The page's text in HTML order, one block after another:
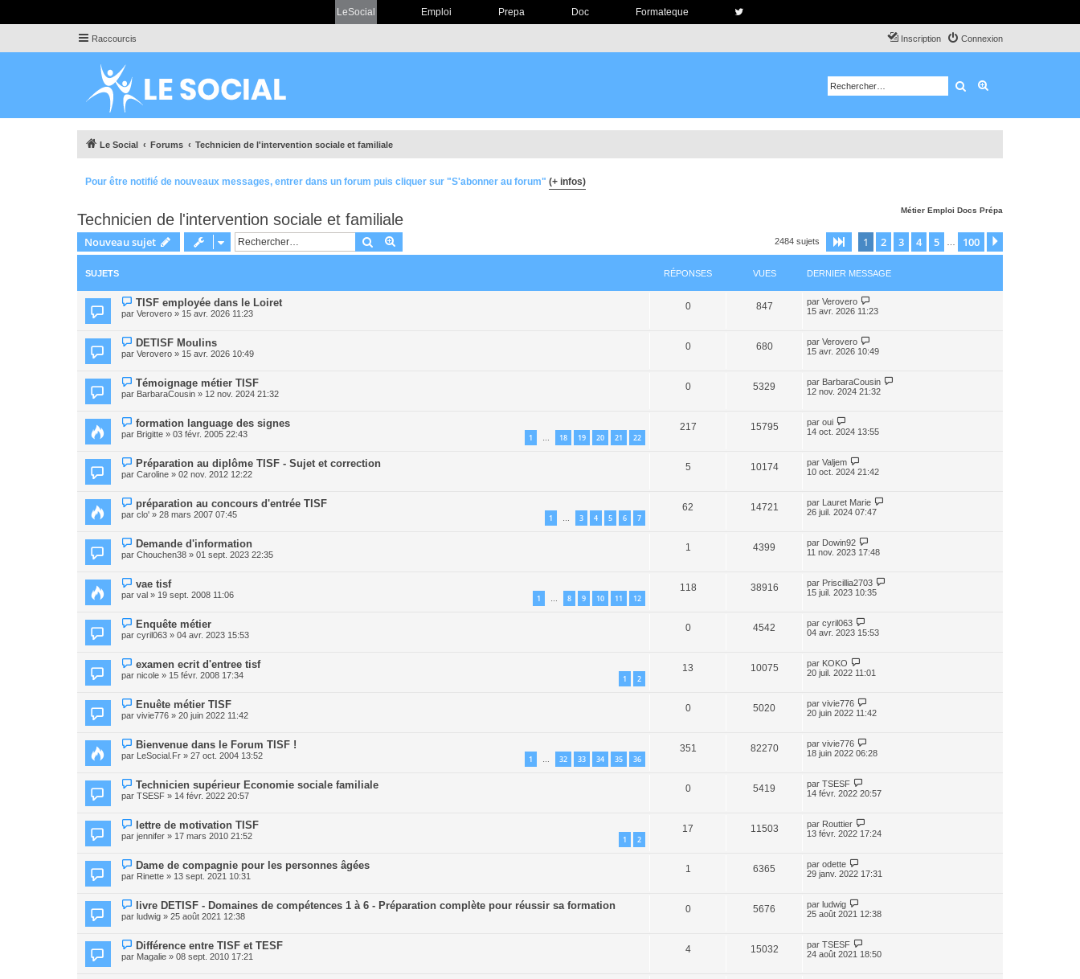
LeSocial Emploi Prepa Doc Formateque
Raccourcis Connexion
Inscription
Rechercher
Le Social Forums Technicien de l'intervention sociale et familiale
Pour être notifié de nouveaux messages, entrer dans un forum puis cliquer sur "S'abonner au forum" (+ infos)
Métier Emploi Docs Prépa
Technicien de l'intervention sociale et familiale
Nouveau sujet Rechercher 2484 sujets Page sur100
1 2 3 4 5 100
SUJETS RÉPONSES VUES DERNIER MESSAGE
TISF employée dans le Loiret
par Verovero » 15 avr. 2026 11:23
0 847 par Verovero
15 avr. 2026 11:23
DETISF Moulins
par Verovero » 15 avr. 2026 10:49
0 680 par Verovero
15 avr. 2026 10:49
Témoignage métier TISF
par BarbaraCousin » 12 nov. 2024 21:32
0 5329 par BarbaraCousin
12 nov. 2024 21:32
formation language des signes
par Brigitte » 03 févr. 2005 22:43 1 … 18 19 20 21 22
217 15795 par oui
14 oct. 2024 13:55
Préparation au diplôme TISF - Sujet et correction
par Caroline » 02 nov. 2012 12:22
5 10174 par Valjem
10 oct. 2024 21:42
préparation au concours d'entrée TISF
par clo' » 28 mars 2007 07:45 1 … 3 4 5 6 7
62 14721 par Lauret Marie
26 juil. 2024 07:47
Demande d'information
par Chouchen38 » 01 sept. 2023 22:35
1 4399 par Dowin92
11 nov. 2023 17:48
vae tisf
par val » 19 sept. 2008 11:06 1 … 8 9 10 11 12
118 38916 par Priscillia2703
15 juil. 2023 10:35
Enquête métier
par cyril063 » 04 avr. 2023 15:53
0 4542 par cyril063
04 avr. 2023 15:53
examen ecrit d'entree tisf
par nicole » 15 févr. 2008 17:34 1 2
13 10075 par KOKO
20 juil. 2022 11:01
Enuête métier TISF
par vivie776 » 20 juin 2022 11:42
0 5020 par vivie776
20 juin 2022 11:42
Bienvenue dans le Forum TISF !
par LeSocial.Fr » 27 oct. 2004 13:52 1 … 32 33 34 35 36
351 82270 par vivie776
18 juin 2022 06:28
Technicien supérieur Economie sociale familiale
par TSESF » 14 févr. 2022 20:57
0 5419 par TSESF
14 févr. 2022 20:57
lettre de motivation TISF
par jennifer » 17 mars 2010 21:52 1 2
17 11503 par Routtier
13 févr. 2022 17:24
Dame de compagnie pour les personnes âgées
par Rinette » 13 sept. 2021 10:31
1 6365 par odette
29 janv. 2022 17:31
livre DETISF - Domaines de compétences 1 à 6 - Préparation complète pour réussir sa formation
par ludwig » 25 août 2021 12:38
0 5676 par ludwig
25 août 2021 12:38
Différence entre TISF et TESF
par Magalie » 08 sept. 2010 17:21
4 15032 par TSESF
24 août 2021 18:50